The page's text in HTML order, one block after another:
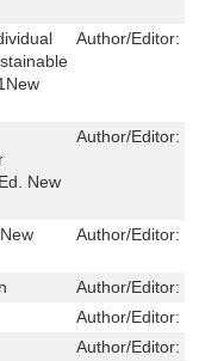
Author/Editor:
New
Author/Editor:
Author/Editor:
Author/Editor:
Author/Editor:
Author/Editor: